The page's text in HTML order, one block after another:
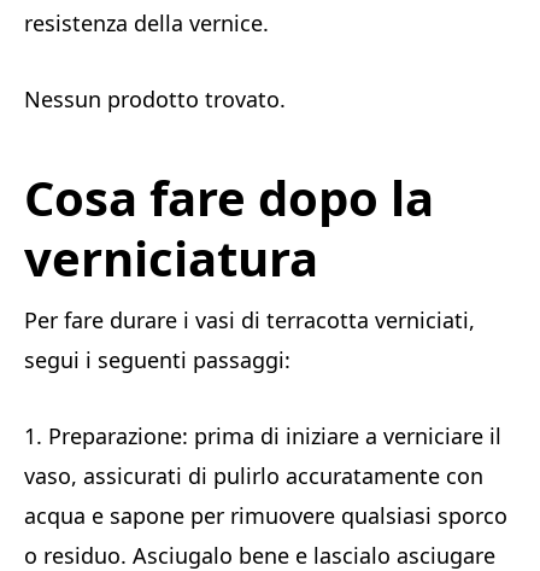
resistenza della vernice.
Nessun prodotto trovato.
Cosa fare dopo la
verniciatura
Per fare durare i vasi di terracotta verniciati,
segui i seguenti passaggi:
1. Preparazione: prima di iniziare a verniciare il
vaso, assicurati di pulirlo accuratamente con
acqua e sapone per rimuovere qualsiasi sporco
o residuo. Asciugalo bene e lascialo asciugare